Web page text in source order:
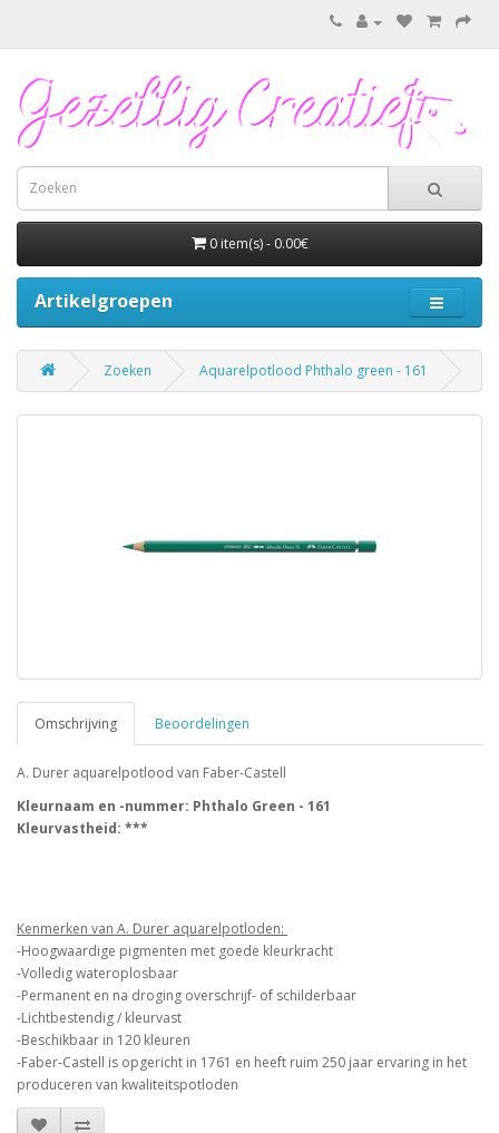
0 item(s) - 0.00€
Artikelgroepen
Zoeken Aquarelpotlood Phthalo green - 161
Omschrijving Beoordelingen
A. Durer aquarelpotlood van Faber-Castell
Kleurnaam en -nummer: Phthalo Green - 161
Kleurvastheid: ***
Kenmerken van A. Durer aquarelpotloden:
-Hoogwaardige pigmenten met goede kleurkracht
-Volledig wateroplosbaar
-Permanent en na droging overschrijf- of schilderbaar
-Lichtbestendig / kleurvast
-Beschikbaar in 120 kleuren
-Faber-Castell is opgericht in 1761 en heeft ruim 250 jaar ervaring in het
produceren van kwaliteitspotloden